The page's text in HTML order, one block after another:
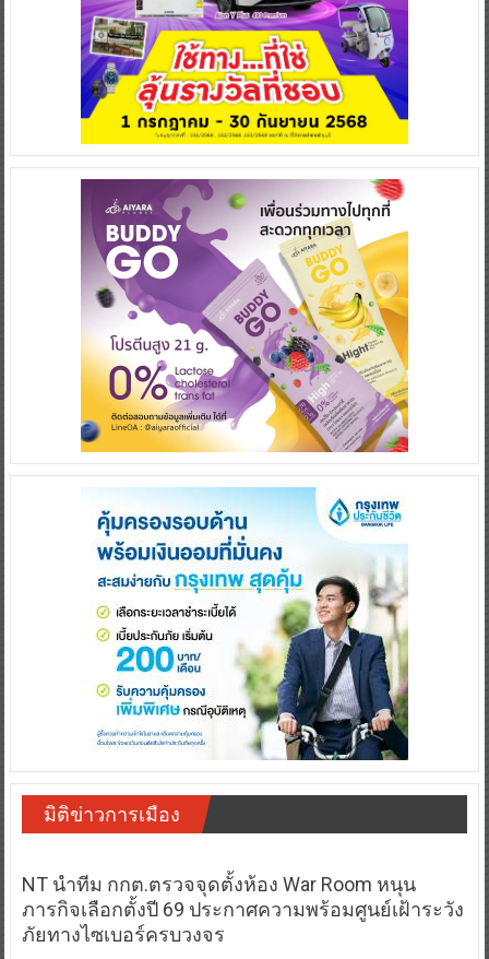
มิติข่าวการเมือง
NT นำทีม กกต.ตรวจจุดตั้งห้อง War Room หนุน
ภารกิจเลือกตั้งปี 69 ประกาศความพร้อมศูนย์เฝ้าระวัง
ภัยทางไซเบอร์ครบวงจร